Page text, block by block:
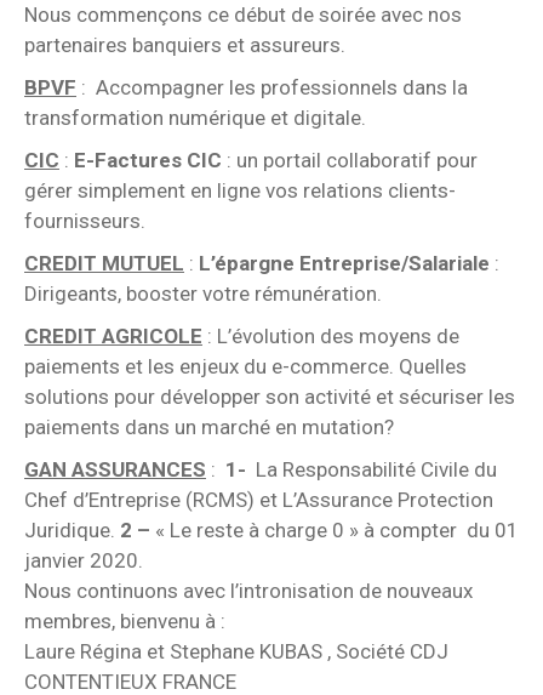
Nous commençons ce début de soirée avec nos
partenaires banquiers et assureurs.
BPVF : Accompagner les professionnels dans la
transformation numérique et digitale.
CIC : E-Factures CIC : un portail collaboratif pour
gérer simplement en ligne vos relations clients-
fournisseurs.
CREDIT MUTUEL : L’épargne Entreprise/Salariale :
Dirigeants, booster votre rémunération.
CREDIT AGRICOLE : L’évolution des moyens de
paiements et les enjeux du e-commerce. Quelles
solutions pour développer son activité et sécuriser les
paiements dans un marché en mutation?
GAN ASSURANCES : 1- La Responsabilité Civile du
Chef d’Entreprise (RCMS) et L’Assurance Protection
Juridique. 2 – « Le reste à charge 0 » à compter du 01
janvier 2020.
Nous continuons avec l’intronisation de nouveaux
membres, bienvenu à :
Laure Régina et Stephane KUBAS , Société CDJ
CONTENTIEUX FRANCE